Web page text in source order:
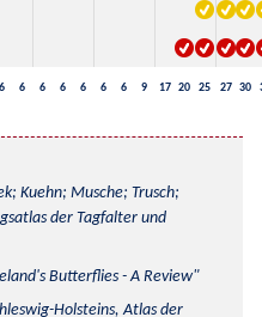
6 6 6 6 6 6 6 9 17 20 25 27 30
Kuehn; Musche; Trusch;
der Tagfalter und
Butterflies - A Review
Holsteins, Atlas der